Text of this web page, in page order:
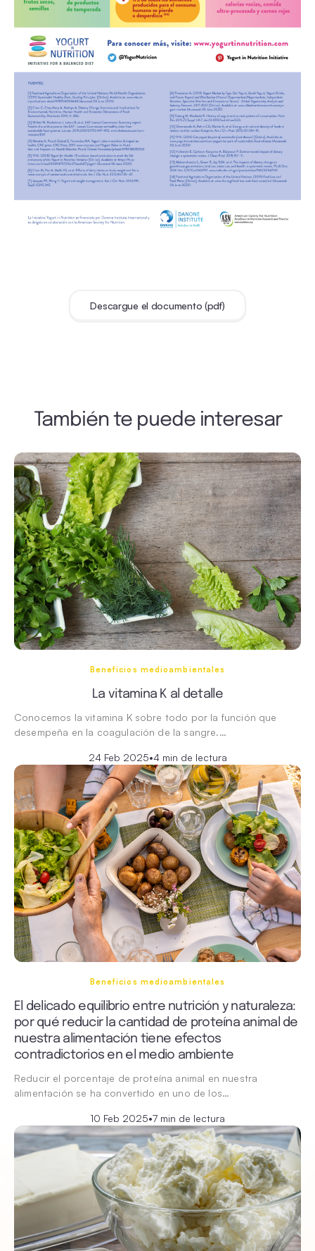
Descargue el documento (pdf)
También te puede interesar
Beneficios medioambientales
La vitamina K al detalle
Conocemos la vitamina K sobre todo por la función que
desempeña en la coagulación de la sangre.…
24 Feb 2025•4 min de lectura
Beneficios medioambientales
El delicado equilibrio entre nutrición y naturaleza:
por qué reducir la cantidad de proteína animal de
nuestra alimentación tiene efectos
contradictorios en el medio ambiente
Reducir el porcentaje de proteína animal en nuestra
alimentación se ha convertido en uno de los…
10 Feb 2025•7 min de lectura